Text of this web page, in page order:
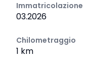
Immatricolazione
03.2026
Chilometraggio
1 km